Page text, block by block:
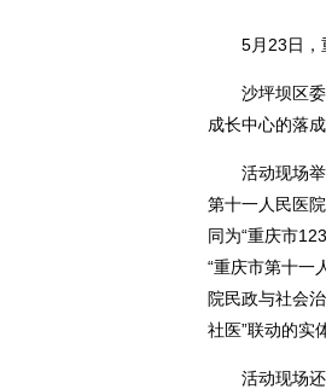
5月23日，
沙坪坝区委
成长中心的落
活动现场举
第十一人民医
同为“重庆市
“重庆市第十一
院民政与社会
社医”联动的实
活动现场还